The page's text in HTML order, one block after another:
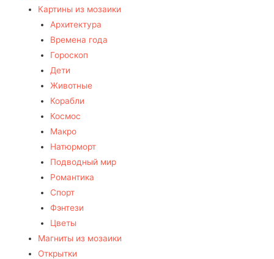
Картины из мозаики
Архитектура
Времена года
Гороскоп
Дети
Животные
Корабли
Космос
Макро
Натюрморт
Подводный мир
Романтика
Спорт
Фэнтези
Цветы
Магниты из мозаики
Открытки